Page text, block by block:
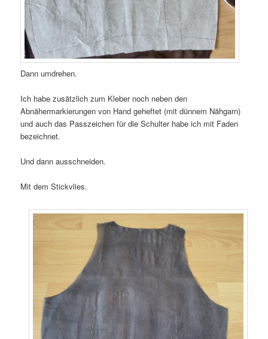
Dann umdrehen.
Ich habe zusätzlich zum Kleber noch neben den
Abnähermarkierungen von Hand geheftet (mit dünnem Nähgarn)
und auch das Passzeichen für die Schulter habe ich mit Faden
bezeichnet.
Und dann ausschneiden.
Mit dem Stickvlies.